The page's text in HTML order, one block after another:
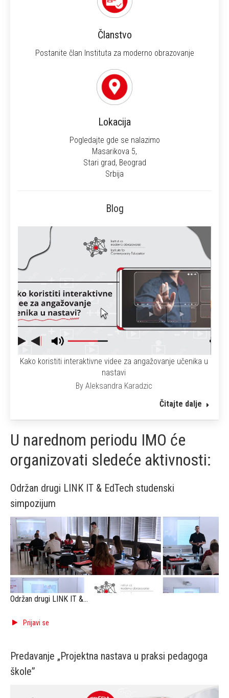
Članstvo
Postanite član Instituta za moderno obrazovanje
Lokacija
Pogledajte gde se nalazimo
Masarikova 5,
Stari grad, Beograd
Srbija
Blog
Kako koristiti interaktivne videe za angažovanje učenika u
nastavi
By Aleksandra Karadzic
Čitajte dalje
U narednom periodu IMO će
organizovati sledeće aktivnosti:
Održan drugi LINK IT & EdTech studenski
simpozijum
Održan drugi LINK IT &
Međunarodna naučna
do 25. maja u Palati Beograd.
Konferenciju su organizovali
Prijavi se
Predavanje „Projektna nastava u praksi pedagoga
škole”